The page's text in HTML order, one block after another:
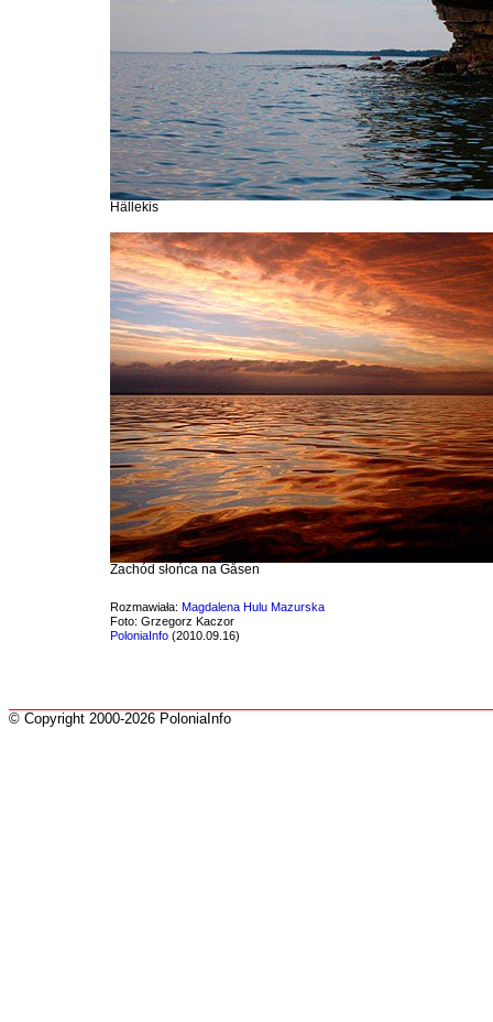
Hällekis
Zachód słońca na Gåsen
Rozmawiała: Magdalena Hulu Mazurska
Foto: Grzegorz Kaczor
PoloniaInfo (2010.09.16)
© Copyright 2000-2026 PoloniaInfo